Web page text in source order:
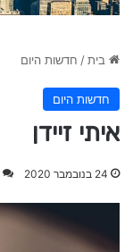
בית/ חדשות היום
חדשות היום
איתי זיידן
24 בנובמבר 2020